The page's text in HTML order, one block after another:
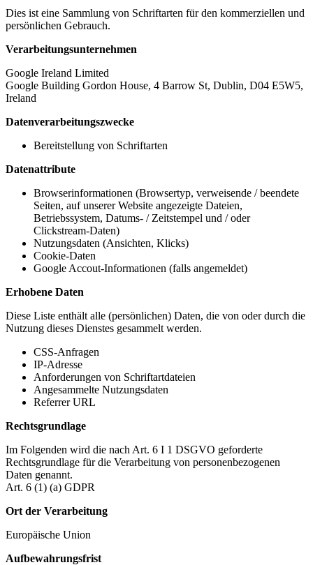
Dies ist eine Sammlung von Schriftarten für den kommerziellen und
persönlichen Gebrauch.
Verarbeitungsunternehmen
Google Ireland Limited
Google Building Gordon House, 4 Barrow St, Dublin, D04 E5W5,
Ireland
Datenverarbeitungszwecke
Bereitstellung von Schriftarten
Datenattribute
Browserinformationen (Browsertyp, verweisende / beendete
Seiten, auf unserer Website angezeigte Dateien,
Betriebssystem, Datums- / Zeitstempel und / oder
Clickstream-Daten)
Nutzungsdaten (Ansichten, Klicks)
Cookie-Daten
Google Accout-Informationen (falls angemeldet)
Erhobene Daten
Diese Liste enthält alle (persönlichen) Daten, die von oder durch die
Nutzung dieses Dienstes gesammelt werden.
CSS-Anfragen
IP-Adresse
Anforderungen von Schriftartdateien
Angesammelte Nutzungsdaten
Referrer URL
Rechtsgrundlage
Im Folgenden wird die nach Art. 6 I 1 DSGVO geforderte
Rechtsgrundlage für die Verarbeitung von personenbezogenen
Daten genannt.
Art. 6 (1) (a) GDPR
Ort der Verarbeitung
Europäische Union
Aufbewahrungsfrist